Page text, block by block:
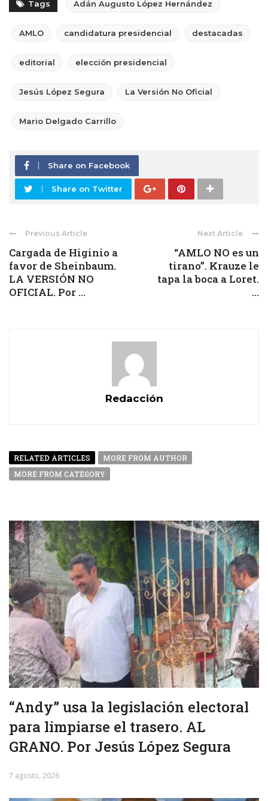
Tags Adán Augusto López Hernández
AMLO candidatura presidencial destacadas
editorial elección presidencial
Jesús López Segura La Versión No Oficial
Mario Delgado Carrillo
Share on Facebook
Share on Twitter
Previous Article
Cargada de Higinio a
favor de Sheinbaum.
LA VERSIÓN NO
OFICIAL. Por ...
Next Article
“AMLO NO es un
tirano”. Krauze le
tapa la boca a Loret.
...
Redacción
RELATED ARTICLES
MORE FROM AUTHOR
MORE FROM CATEGORY
“Andy” usa la legislación electoral
para limpiarse el trasero. AL
GRANO. Por Jesús López Segura
7 agosto, 2026